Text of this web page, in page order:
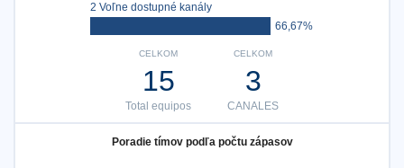
2 Voľne dostupné kanály
66,67%
CELKOM
3
CANALES
CELKOM
15
Total equipos
Poradie tímov podľa počtu zápasov